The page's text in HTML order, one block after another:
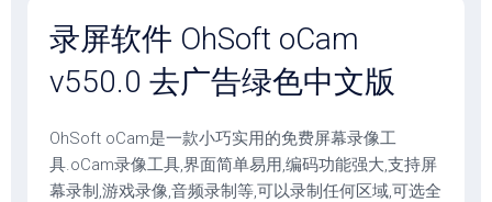
录屏软件 OhSoft oCam
v550.0 去广告绿色中文版
OhSoft oCam是一款小巧实用的免费屏幕录像工
具.oCam录像工具,界面简单易用,编码功能强大,支持屏
幕录制,游戏录像,音频录制等,可以录制任何区域,可选全